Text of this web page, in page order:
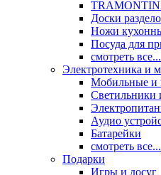
Доски
Ножи
Посуда для
смотреть все...
Электротехника и
Мобильные и
Светильники
Аудио
Батарейки
смотреть все...
Подарки
Игры и досуг